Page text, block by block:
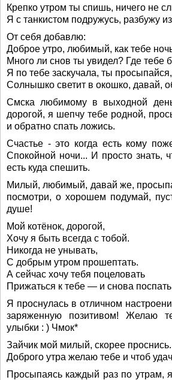
Крепко утром ты спишь, ничего не
Я с танкистом подружусь, разбужу
От себя добавлю:
Доброе утро, любимый, как тебе
Много ли снов ты увидел? Где тебе
Я по тебе заскучала, ты
Солнышко светит в окошко, давай,
Смска любимому в выходной
дорогой, я шепчу тебе родной,
и обратно спать ложись.
Счастье - это когда есть кому
Спокойной ночи... И просто знать,
есть куда спешить.
Милый, любимый, давай же,
посмотри, о хорошем подумай,
душе!
Мой котёнок, дорогой,
Хочу я быть всегда с тобой.
Никогда не унывать,
С добрым утром прошептать.
А сейчас хочу тебя поцеловать
Прижаться к тебе — и снова
Я проснулась в отличном
заряженную позитивом! Желаю
улыбки : ) Чмок*
Зайчик мой милый, скорее проснись.
Доброго утра желаю тебе и чтоб
Просыпаясь каждый раз по утрам,